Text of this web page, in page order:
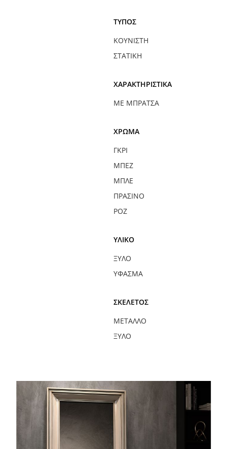
ΤΎΠΟΣ
ΚΟΥΝΙΣΤΉ
ΣΤΑΤΙΚΉ
ΧΑΡΑΚΤΗΡΙΣΤΙΚΆ
ΜΕ ΜΠΡΆΤΣΑ
ΧΡΏΜΑ
ΓΚΡΙ
ΜΠΕΖ
ΜΠΛΕ
ΠΡΆΣΙΝΟ
ΡΟΖ
ΥΛΙΚΌ
ΞΎΛΟ
ΎΦΑΣΜΑ
ΣΚΕΛΕΤΌΣ
ΜΈΤΑΛΛΟ
ΞΎΛΟ